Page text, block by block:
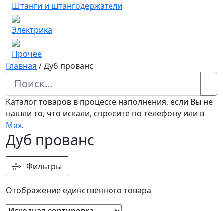
Штанги и штангодержатели
Электрика
Прочее
Главная /Дуб прованс
Каталог товаров в процессе наполнения, если Вы не
нашли то, что искали, спросите по телефону или в
Мах.
Дуб прованс
Фильтры
Отображение единственного товара